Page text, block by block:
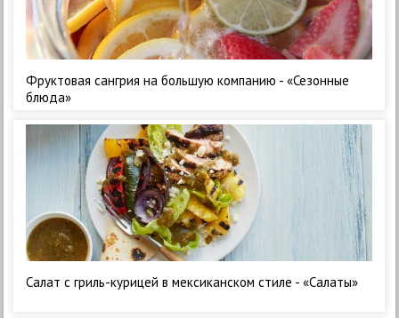
Фруктовая сангрия на большую компанию - «Сезонные
блюда»
Салат с гриль-курицей в мексиканском стиле - «Салаты»